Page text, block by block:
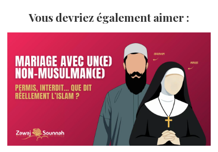
Vous devriez également aimer :